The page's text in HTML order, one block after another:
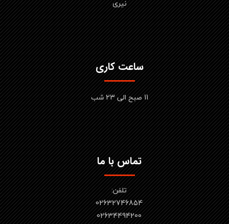
نیری
ساعت کاری
11 صبح الی 23 شب
تماس با ما
تلفن:
02632746854
​​​​​​​02634494200